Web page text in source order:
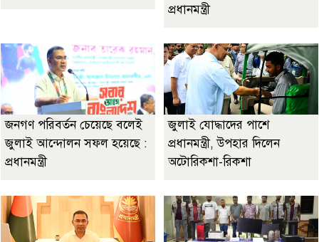
প্রধানমন্ত্রী
জনগণ পরিবর্তন চেয়েছে বলেই
জুলাই আন্দোলন সফল হয়েছে :
প্রধানমন্ত্রী
জুলাই যোদ্ধাদের পাশে
প্রধানমন্ত্রী, উপহার দিলেন
অটোরিকশা-রিকশা